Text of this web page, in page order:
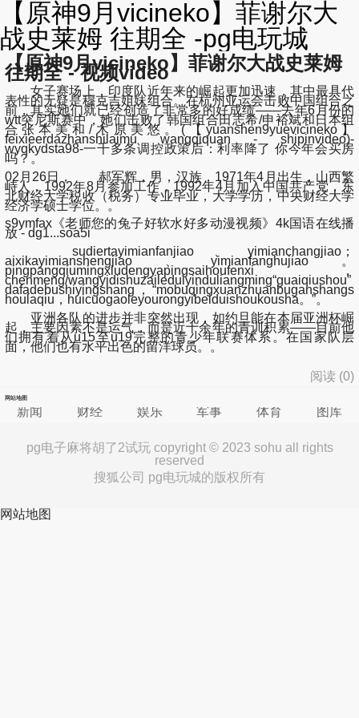
【原神9月vicineko】菲谢尔大
战史莱姆 往期全 -pg电玩城
【原神9月vicineko】菲谢尔大战史莱姆
往期全 - 视频video
女子赛场上，印度队近年来的崛起更加迅速，其中最具代
表性的无疑是穆克吉姐妹组合。在杭州亚运会击败中国组合之
前，其实她们就已经创造了非常多的好成绩——去年6月份的
wtt突尼斯赛中，她们击败了韩国组合田志希/申裕斌和日本组
合张本美和/木原美悠。(【yuanshen9yuevicineko】
feixieerdazhanshilaimu wangqiquan - shipinvideo)-
wyqkydsta98-一千多条调控政策后：利率降了 你今年会买房
吗？。
02月26日， 郝军辉，男，汉族，1971年4月出生，山西繁
峙人，1992年8月参加工作，1992年4月加入中国共产党，东
北财经大学税收（税务）专业毕业，大学学历，中央财经大学
经济学硕士学位。。
s9ymfax《老师您的兔子好软水好多动漫视频》4k国语在线播
放 - dg1...soa5i
sudiertayimianfanjiao、yimianchangjiao；
aixikayimianshengjiao、yimianfanghujiao。
pingpangqiumingxiudengyapingsaihoufenxi，
chenmeng/wangyidishuzaileduiyinduliangming“guaiqiushou”
dafadebushiyingshang，“mobuqingxuanzhuanbuganshangs
houlaqiu，huicuogaoleyourongyibeiduishoukousha。”。
亚洲各队的进步并非突然出现，如约旦能在本届亚洲杯崛
起，主要因素不是运气，而是近十余年的青训积累——目前他
们拥有着从u15至u19完整的青少年联赛体系。在国家队层
面，他们也有水平出色的留洋球员。。
阅读 (0)
网站地图
新闻 财经 娱乐 军事 体育 图库
pg电子麻将胡了2试玩 copyright © 2023 sohu all rights
reserved
搜狐公司 pg电玩城的版权所有
网站地图